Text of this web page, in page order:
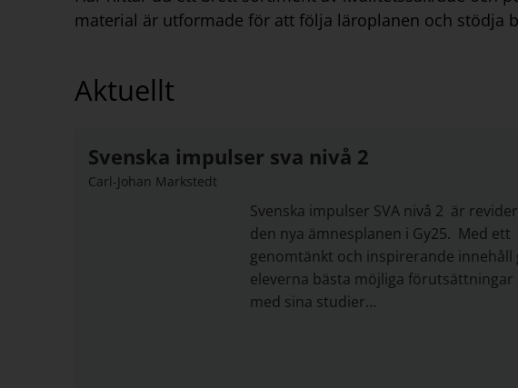
material är utformade för att följa läroplanen och stödja
Aktuellt
Svenska impulser sva nivå 2
Carl-Johan Markstedt
Svenska impulser SVA nivå 2 är
den nya ämnesplanen i Gy25. Med ett
genomtänkt och inspirerande innehåll
eleverna bästa möjliga förutsättningar
med sina studier…